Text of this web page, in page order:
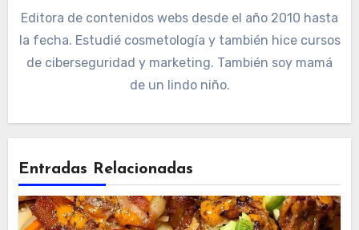
Editora de contenidos webs desde el año 2010 hasta
la fecha. Estudié cosmetología y también hice cursos
de ciberseguridad y marketing. También soy mamá
de un lindo niño.
Entradas Relacionadas